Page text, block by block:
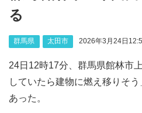
る
群馬県 太田市 2026年3月24日
24日12時17分、群馬県館林市
していたら建物に燃え移りそ
あった。